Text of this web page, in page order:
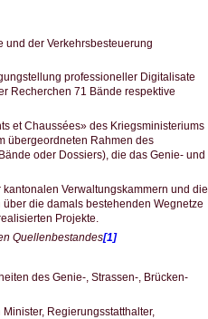
und der Verkehrsbesteuerung
professioneller Digitalisate
Recherchen 71 Bände respektive
et Chaussées» des Kriegsministeriums
übergeordneten Rahmen des
oder Dossiers), die das Genie- und
Verwaltungskammern und die
die damals bestehenden Wegnetze
Projekte.
Quellenbestandes[1]
des Genie-, Strassen-, Brücken-
Regierungsstatthalter,